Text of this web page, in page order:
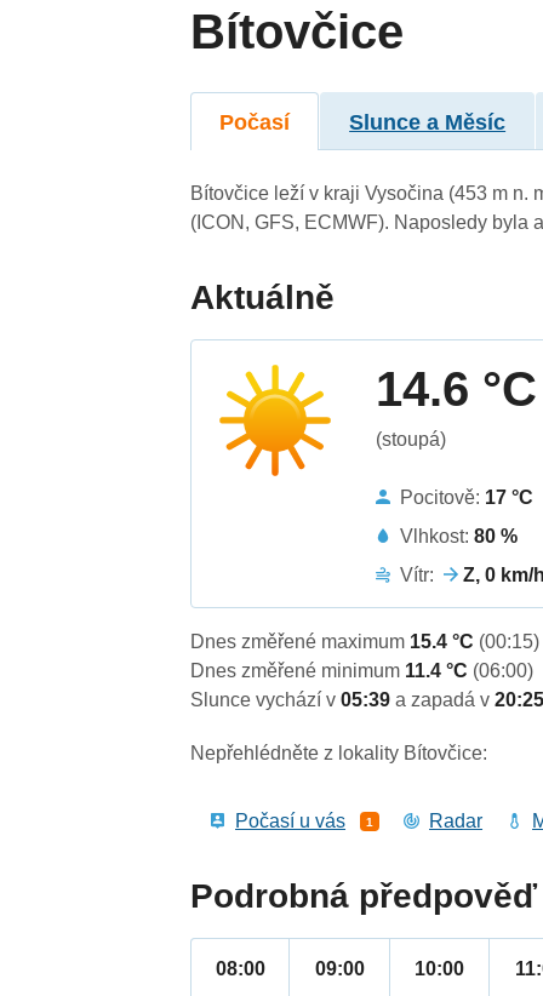
Bítovčice
Počasí Slunce a Měsíc
Bítovčice leží v kraji Vysočina (453 m n.
(ICON, GFS, ECMWF). Naposledy byla
Aktuálně
14.6 °C
(stoupá)
Pocitově: 17 °C
Vlhkost:80 %
Vítr:
Z, 0 km/
Dnes změřené maximum 15.4 °C (00:15)
Dnes změřené minimum 11.4 °C (06:00)
Slunce vychází v05:39a zapadá v
Nepřehlédněte z lokality Bítovčice:
Počasí u vás 1 Radar
Podrobná
08:00 09:00 10:00